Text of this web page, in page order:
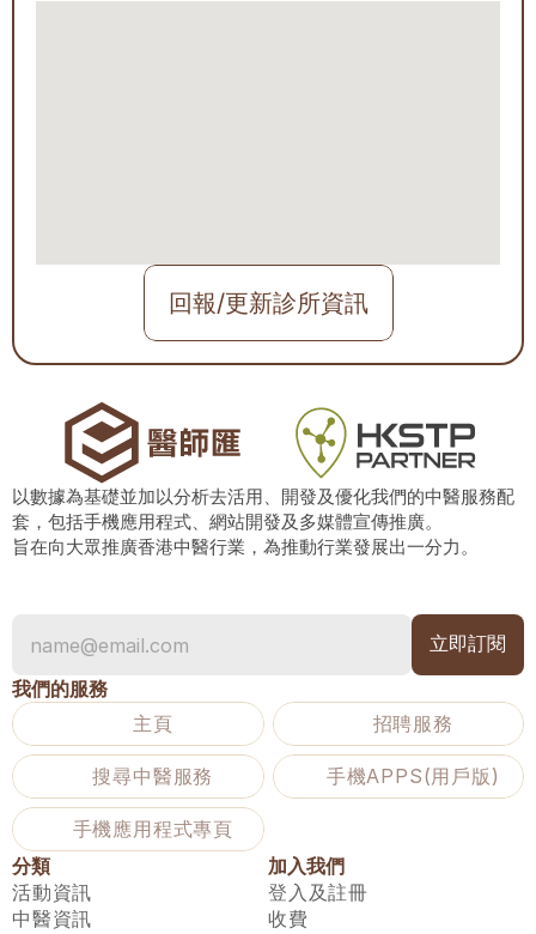
回報/更新診所資訊
以數據為基礎並加以分析去活用、開發及優化我們的中醫服務配
套，包括手機應用程式、網站開發及多媒體宣傳推廣。
旨在向大眾推廣香港中醫行業，為推動行業發展出一分力。
我們的服務
主頁
招聘服務
搜尋中醫服務 手機APPS(用戶版)
手機應用程式專頁
分類
活動資訊
中醫資訊
加入我們
登入及註冊
收費